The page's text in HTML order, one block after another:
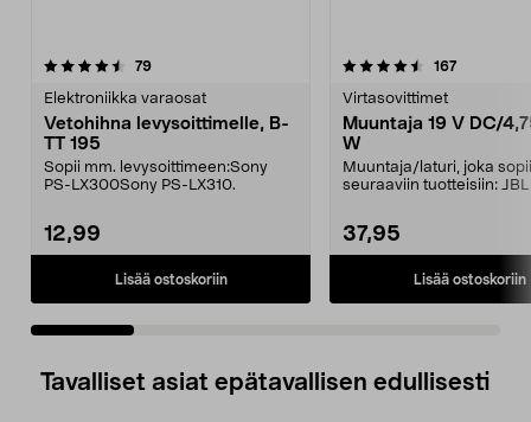
79arvostelut
Elektroniikka varaosat
Vetohihna levysoittimelle, B-
TT 195
Sopii mm. levysoittimeen:Sony
PS-LX300Sony PS-LX310.
12,99
Lisää ostoskoriin
4.5 viidestä
167arvostelut
Virtasovittimet
Muuntaja 19 V DC/
W
Muuntaja/laturi, joka
seuraaviin tuotteisiin:
37,95
Lisää ostoskoriin
5.0 viidestä
Tavalliset asiat epätavallisen edullisesti